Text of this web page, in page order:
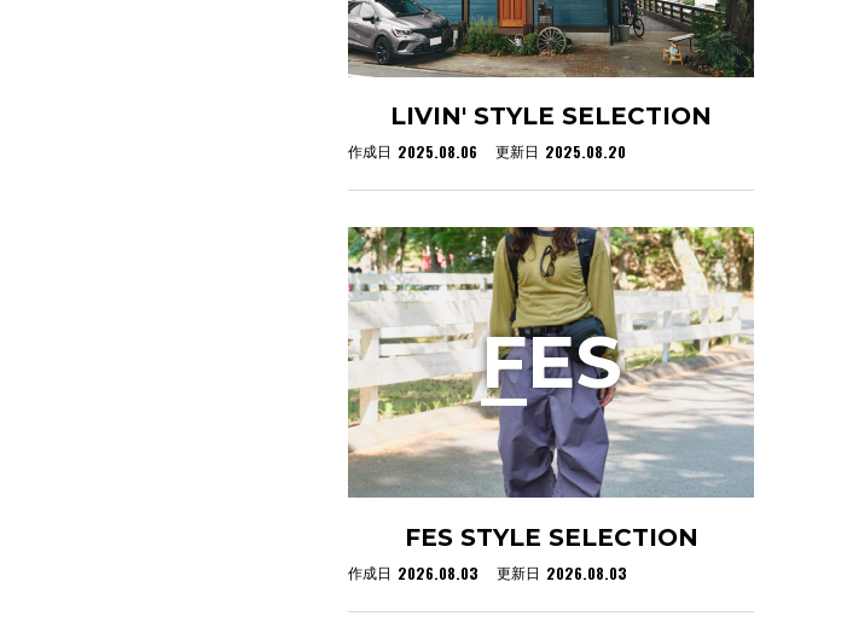
LIVIN' STYLE SELECTION
作成日 2025.08.06 更新日 2025.08.20
FES STYLE SELECTION
作成日 2026.08.03 更新日 2026.08.03
FES